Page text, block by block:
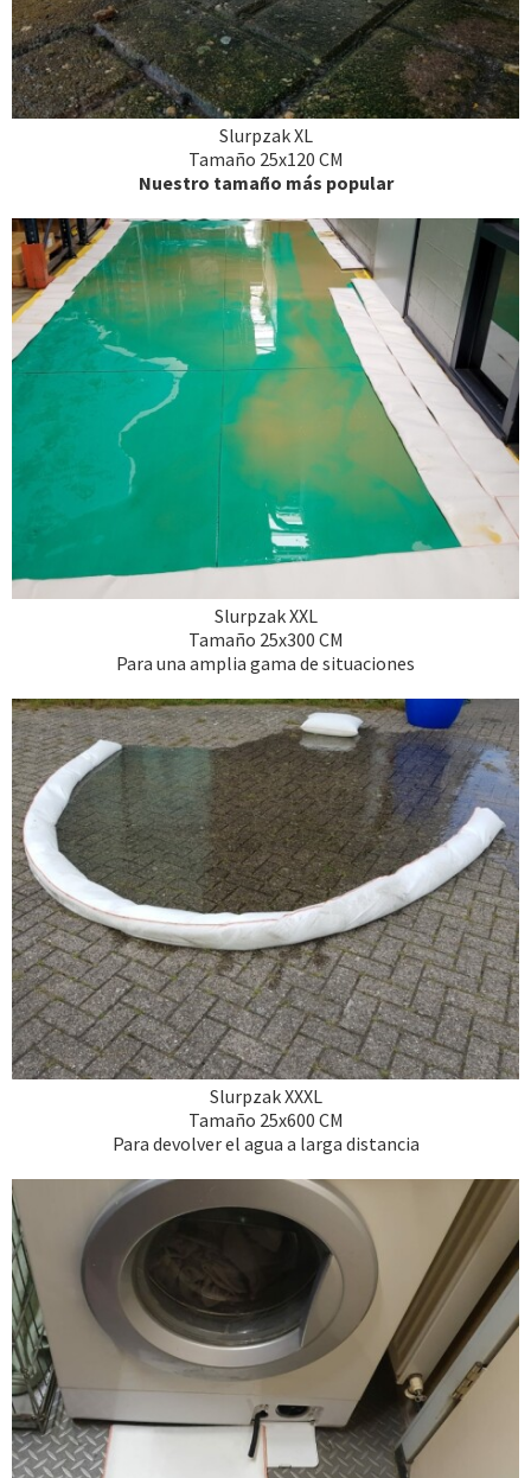
Slurpzak XL
Tamaño 25x120 CM
Nuestro tamaño más popular
Slurpzak XXL
Tamaño 25x300 CM
Para una amplia gama de situaciones
Slurpzak XXXL
Tamaño 25x600 CM
Para devolver el agua a larga distancia